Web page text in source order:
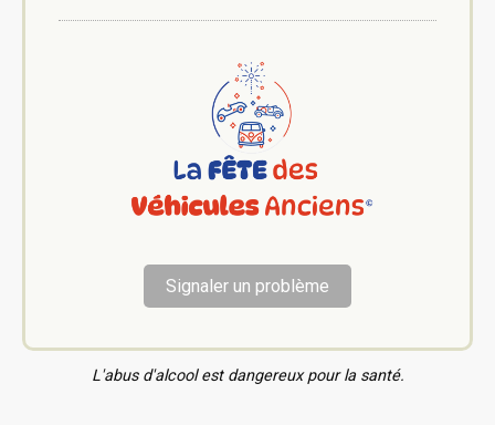
Signaler un problème
L'abus d'alcool est dangereux pour la santé.